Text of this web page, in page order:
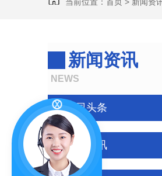
新闻资讯
NEWS
公司头条
行业资讯